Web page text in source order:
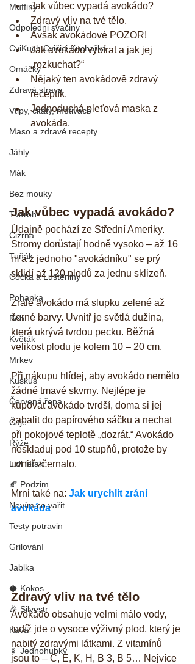
Muffiny
Odpoledni svačiny
CviKuch Cvičici Kuchařka
Omáčky
Zdravá strava
Vtipy, citáty, motivace
Maso a zdravé recepty
Jáhly
Mák
Bez mouky
Tvaroh
Cizrna
Tuňák
Čočka a Luštěniny
Pohanka
Běh
Květák
Mrkev
Kuskus
Červená řepa
Čaje
Rýže
Lidl letak
🍂 Podzim
Nevím co vařit
Testy potravin
Grilování
Jablka
🥥 Kokos
🎉 Silvestr
Káva
🍢 Jednohubky
Jak vůbec vypadá avokádo?
Zdravý vliv na tvé tělo.
Avšak avokádové POZOR!
Jak avokádo vybírat a jak jej
„rozkuchat?“
Nějaký ten avokádově zdravý
receptík.
Jednoduchá pleťová maska z
avokáda.
Jak vůbec vypadá avokádo?
Údajně pochází ze Střední Ameriky.
Stromy dorůstají hodně vysoko – až 16
m a z jednoho "avokádníku" se prý
sklidí až 120 plodů za jednu sklizeň.
Zralé avokádo má slupku zelené až
černé barvy. Uvnitř je světlá dužina,
která ukrývá tvrdou pecku. Běžná
velikost plodu je kolem 10 – 20 cm.
Při nákupu hlídej, aby avokádo nemělo
žádné tmavé skvrny. Nejlépe je
kupovat avokádo tvrdší, doma si jej
zabalit do papírového sáčku a nechat
při pokojové teplotě „dozrát.“ Avokádo
neskladuj pod 10 stupňů, protože by
uvnitř zčernalo.
Mrni také na: Jak urychlit zrání
avokáda
Zdravý vliv na tvé tělo
Avokádo obsahuje velmi málo vody,
tudíž jde o vysoce výživný plod, který je
nabitý zdravými látkami. Z vitamínů
jsou to – C, E, K, H, B 3, B 5… Nejvíce